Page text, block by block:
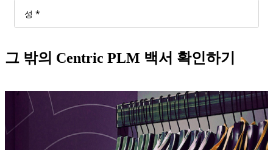
그 밖의 Centric PLM 백서 확인하기